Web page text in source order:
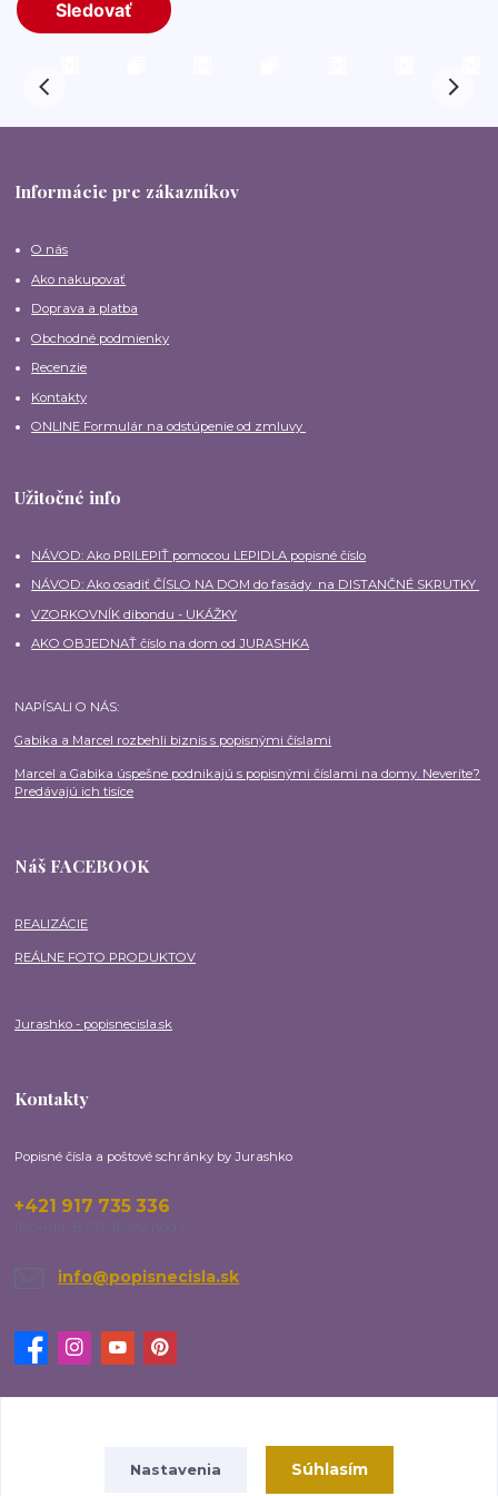
Informácie pre zákazníkov
O nás
Ako nakupovať
Doprava a platba
Obchodné podmienky
Recenzie
Kontakty
ONLINE Formulár na odstúpenie od zmluvy
Užitočné info
NÁVOD: Ako PRILEPIŤ pomocou LEPIDLA popisné číslo
NÁVOD: Ako osadiť ČÍSLO NA DOM do fasády na DISTANČNÉ SKRUTKY
VZORKOVNÍK dibondu - UKÁŽKY
AKO OBJEDNAŤ číslo na dom od JURASHKA
NAPÍSALI O NÁS:
Gabika a Marcel rozbehli biznis s popisnými číslami
Marcel a Gabika úspešne podnikajú s popisnými číslami na domy. Neveríte?
Predávajú ich tisíce
Náš FACEBOOK
REALIZÁCIE
REÁLNE FOTO PRODUKTOV
Jurashko - popisnecisla.sk
Kontakty
Popisné čísla a poštové schránky by Jurashko
+421 917 735 336
info@popisnecisla.sk
Upravit sběr cookies.
Nastavenia Súhlasím